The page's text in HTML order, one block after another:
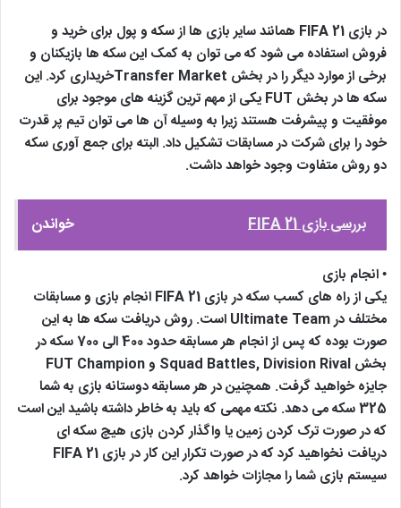
در بازی FIFA 21 همانند سایر بازی ها از سکه و پول برای خرید و
فروش استفاده می شود که می توان به کمک این سکه ها بازیکنان و
برخی از موارد دیگر را در بخش Transfer Marketخریداری کرد. این
سکه ها در بخش FUT یکی از مهم ترین گزینه های موجود برای
موفقیت و پیشرفت هستند زیرا به وسیله آن ها می توان تیم پر قدرت
خود را برای شرکت در مسابقات تشکیل داد. البته برای جمع آوری سکه
دو روش متفاوت وجود خواهد داشت.
خواندن بررسی بازی FIFA 21
• انجام بازی
یکی از راه های کسب سکه در بازی FIFA 21 انجام بازی و مسابقات
مختلف در Ultimate Team است. روش دریافت سکه ها به این
صورت بوده که پس از انجام هر مسابقه حدود 400 الی 700 سکه در
بخش Squad Battles, Division Rival و FUT Champion
جایزه خواهید گرفت. همچنین در هر مسابقه دوستانه بازی به شما
325 سکه می دهد. نکته مهمی که باید به خاطر داشته باشید این است
که در صورت ترک کردن زمین یا واگذار کردن بازی هیچ سکه ای
دریافت نخواهید کرد که در صورت تکرار این کار در بازی FIFA 21
سیستم بازی شما را مجازات خواهد کرد.